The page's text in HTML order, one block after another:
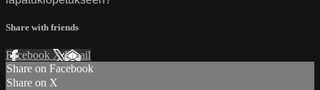
Share with friends
Facebook XEmail
Share on Facebook
Share on X